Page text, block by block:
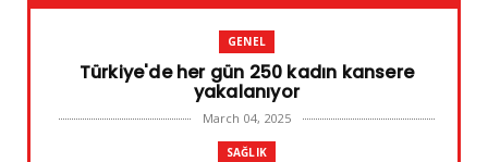
GENEL
Türkiye'de her gün 250 kadın kansere
yakalanıyor
March 04, 2025
SAĞLIK